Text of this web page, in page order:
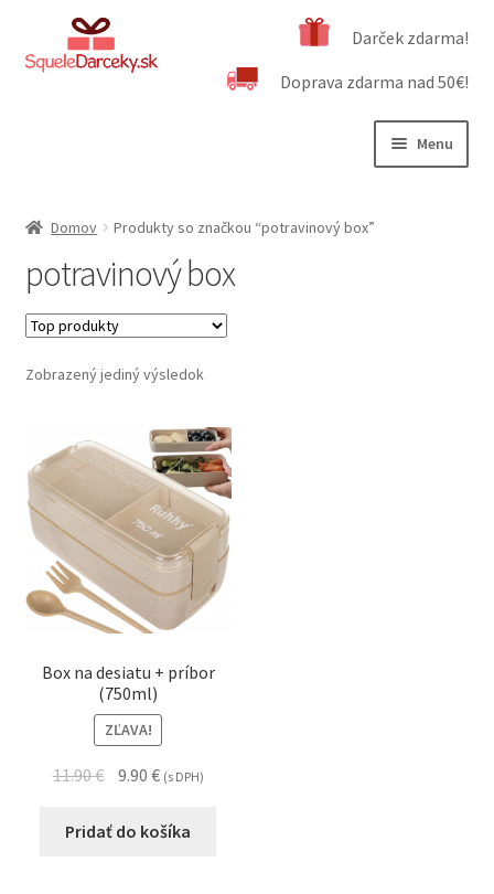
Preskočiť
na
Preskočiť
na
Darček zdarma!
Doprava zdarma nad 50€!
Menu
Obchodné podmienky
Kontakt
Domov Produkty so značkou “potravinový box”
potravinový box
Zobrazený jediný výsledok
Box na desiatu + príbor
(750ml)
ZĽAVA!
11.90€ 9.90 € (s DPH)
Pridať do košíka